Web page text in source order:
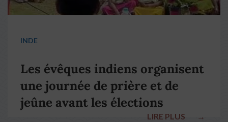
INDE
Les évêques indiens organisent
une journée de prière et de
jeûne avant les élections
LIRE PLUS →